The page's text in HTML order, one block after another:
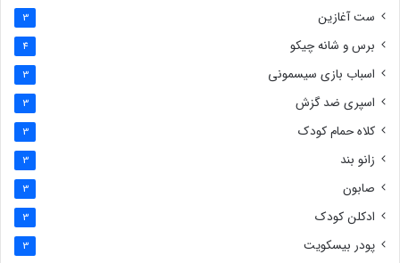
ست آغازین 3
برس و شانه چیکو 4
اسباب بازی سیسمونی 3
اسپری ضد گزش 3
کلاه حمام کودک 3
زانو بند 3
صابون 3
ادکلن کودک 3
پودر بیسکویت 3